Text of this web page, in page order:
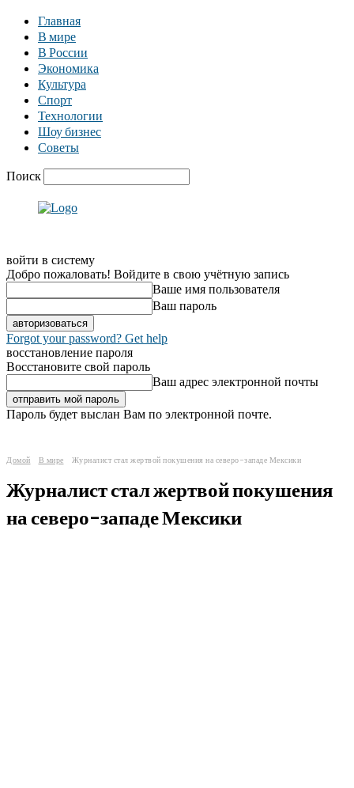
Главная
В мире
В России
Экономика
Культура
Спорт
Технологии
Шоу бизнес
Советы
Поиск
войти в систему
Добро пожаловать! Войдите в свою учётную запись
Ваше имя пользователя
Ваш пароль
Forgot your password? Get help
восстановление пароля
Восстановите свой пароль
Ваш адрес электронной почты
Пароль будет выслан Вам по электронной почте.
Домой В мире Журналист стал жертвой покушения на северо-западе Мексики
Журналист стал жертвой покушения
на северо-западе Мексики